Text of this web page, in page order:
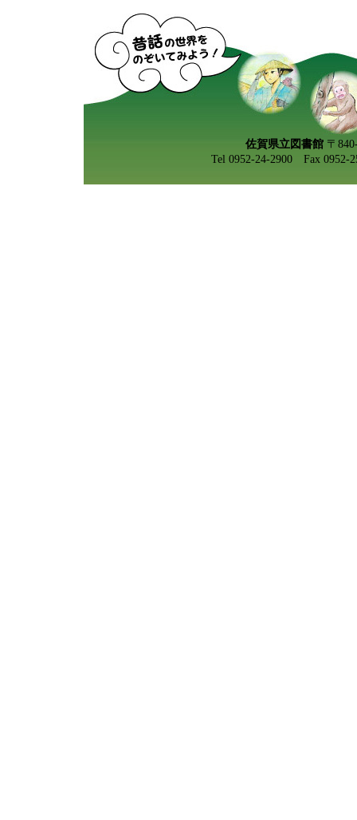
佐賀県立図書館 〒
Tel 0952-24-2900 Fax